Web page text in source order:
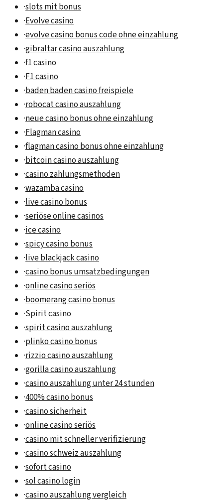
·slots mit bonus
·Evolve casino
·evolve casino bonus code ohne einzahlung
·gibraltar casino auszahlung
·f1 casino
·F1 casino
·baden baden casino freispiele
·robocat casino auszahlung
·neue casino bonus ohne einzahlung
·Flagman casino
·flagman casino bonus ohne einzahlung
·bitcoin casino auszahlung
·casino zahlungsmethoden
·wazamba casino
·live casino bonus
·seriöse online casinos
·ice casino
·spicy casino bonus
·live blackjack casino
·casino bonus umsatzbedingungen
·online casino seriös
·boomerang casino bonus
·Spirit casino
·spirit casino auszahlung
·plinko casino bonus
·rizzio casino auszahlung
·gorilla casino auszahlung
·casino auszahlung unter 24 stunden
·400% casino bonus
·casino sicherheit
·online casino seriös
·casino mit schneller verifizierung
·casino schweiz auszahlung
·sofort casino
·sol casino login
·casino auszahlung vergleich